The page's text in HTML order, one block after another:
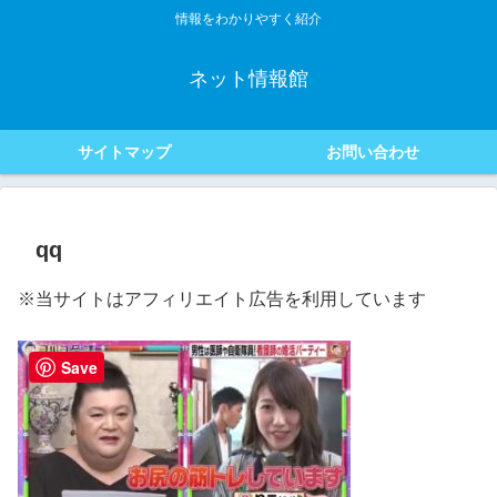
情報をわかりやすく紹介
ネット情報館
サイトマップ お問い合わせ
qq
※当サイトはアフィリエイト広告を利用しています
Save